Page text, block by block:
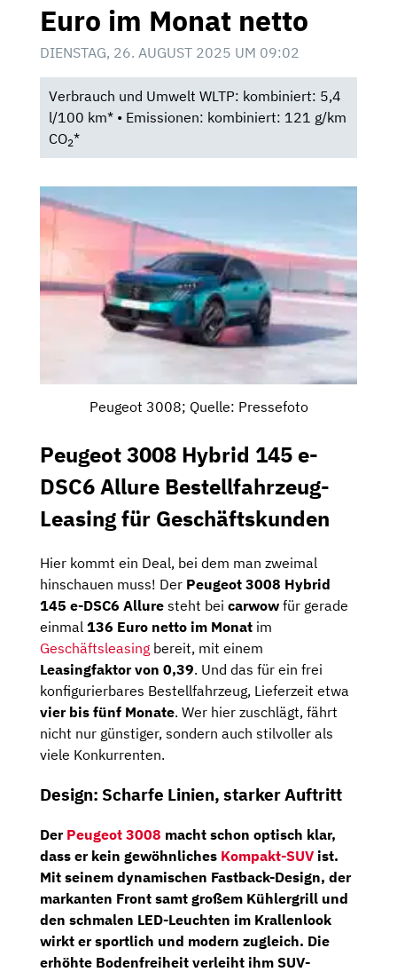
Euro im Monat netto
DIENSTAG, 26. AUGUST 2025 UM 09:02
Verbrauch und Umwelt WLTP: kombiniert: 5,4
l/100 km* • Emissionen: kombiniert: 121 g/km
CO2*
Peugeot 3008; Quelle: Pressefoto
Peugeot 3008 Hybrid 145 e-
DSC6 Allure Bestellfahrzeug-
Leasing für Geschäftskunden
Hier kommt ein Deal, bei dem man zweimal
hinschauen muss! Der Peugeot 3008 Hybrid
145 e-DSC6 Allure steht bei carwow für gerade
einmal 136 Euro netto im Monat im
Geschäftsleasing bereit, mit einem
Leasingfaktor von 0,39. Und das für ein frei
konfigurierbares Bestellfahrzeug, Lieferzeit etwa
vier bis fünf Monate. Wer hier zuschlägt, fährt
nicht nur günstiger, sondern auch stilvoller als
viele Konkurrenten.
Design: Scharfe Linien, starker Auftritt
Der Peugeot 3008 macht schon optisch klar,
dass er kein gewöhnliches Kompakt-SUV ist.
Mit seinem dynamischen Fastback-Design, der
markanten Front samt großem Kühlergrill und
den schmalen LED-Leuchten im Krallenlook
wirkt er sportlich und modern zugleich. Die
erhöhte Bodenfreiheit verleiht ihm SUV-